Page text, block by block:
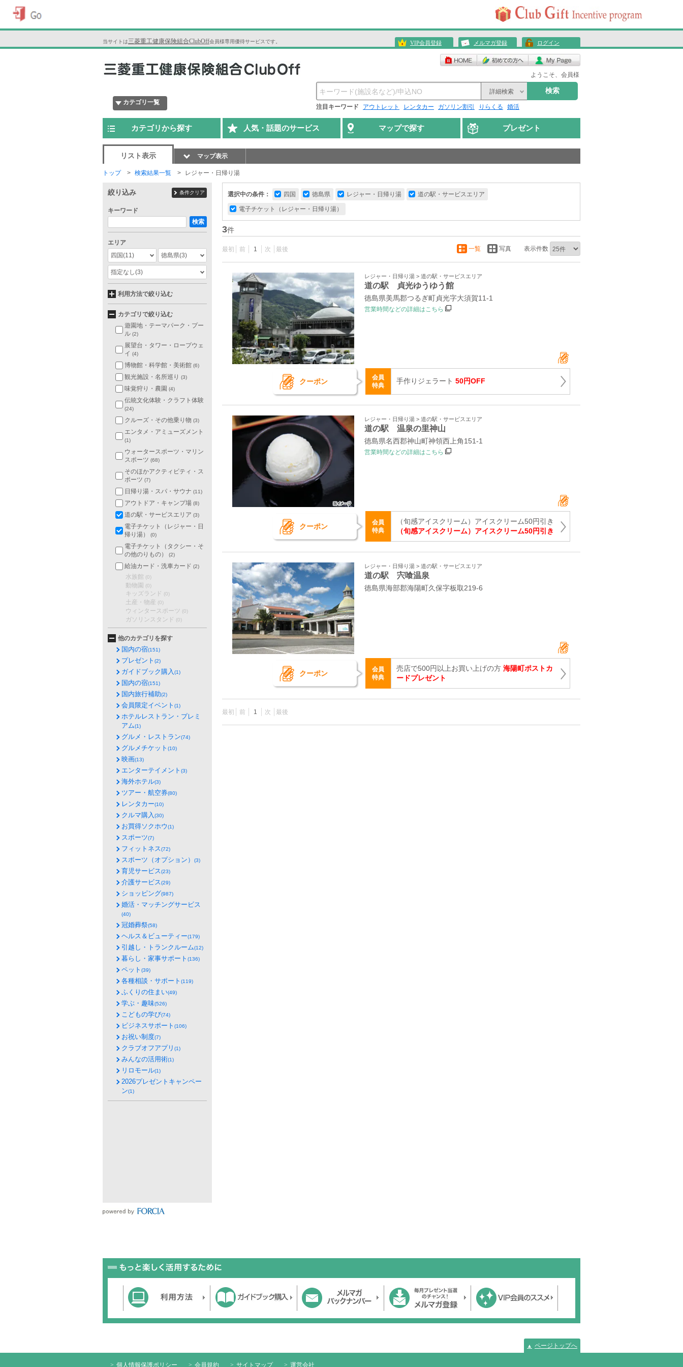
当サイトは三菱重工健康保険組合ClubOff会員様専用優待サービスです。 VIP会員登録 メルマガ登録 ログイン
ようこそ、会員様
カテゴリ一覧
詳細検索 検索
注目キーワード アウトレット レンタカー ガソリン割引 りらくる 婚活
カテゴリから探す 人気・話題のサービス マップで探す プレゼント
リスト表示 マップ表示
トップ 検索結果一覧 レジャー・日帰り湯
選択中の条件： 四国 徳島県 レジャー・日帰り湯 道の駅・サービスエリア
電子チケット（レジャー・日帰り湯）
3件
最初 前 1 次 最後 一覧 写真 表示件数
レジャー・日帰り湯 > 道の駅・サービスエリア
道の駅 貞光ゆうゆう館
徳島県美馬郡つるぎ町貞光字大須賀11‐1
営業時間などの詳細はこちら
クーポン
会員
特典
手作りジェラート 50円OFF
レジャー・日帰り湯 > 道の駅・サービスエリア
道の駅 温泉の里神山
徳島県名西郡神山町神領西上角151‐1
営業時間などの詳細はこちら
クーポン
会員
特典
（旬感アイスクリーム）アイスクリーム50円引き
（旬感アイスクリーム）アイスクリーム50円引き
レジャー・日帰り湯 > 道の駅・サービスエリア
道の駅 宍喰温泉
徳島県海部郡海陽町久保字板取219‐6
クーポン
会員
特典
売店で500円以上お買い上げの方 海陽町ポストカ
ードプレゼント
最初 前 1 次 最後
絞り込み 条件クリア
キーワード
検索
エリア
四国(11) 徳島県(3)
指定なし(3)
利用方法で絞り込む
カテゴリで絞り込む
遊園地・テーマパーク・プー
ル (2)
展望台・タワー・ロープウェ
イ (4)
博物館・科学館・美術館 (6)
観光施設・名所巡り (3)
味覚狩り・農園 (4)
伝統文化体験・クラフト体験
(24)
クルーズ・その他乗り物 (3)
エンタメ・アミューズメント
(1)
ウォータースポーツ・マリン
スポーツ (68)
そのほかアクティビティ・ス
ポーツ (7)
日帰り湯・スパ・サウナ (11)
アウトドア・キャンプ場 (8)
道の駅・サービスエリア (3)
電子チケット（レジャー・日
帰り湯）
(0)
電子チケット（タクシー・そ
の他のりもの）
(2)
給油カード・洗車カード (2)
水族館 (0)
動物園 (0)
キッズランド (0)
土産・物産 (0)
ウィンタースポーツ (0)
ガソリンスタンド (0)
他のカテゴリを探す
国内の宿(151)
プレゼント (2)
ガイドブック購入 (1)
国内の宿(151)
国内旅行補助(2)
会員限定イベント (1)
ホテルレストラン・プレミ
アム(1)
グルメ・レストラン(74)
グルメチケット (10)
映画(13)
エンターテイメント (3)
海外ホテル(3)
ツアー・航空券(80)
レンタカー(10)
クルマ購入 (30)
お買得ソクホウ(1)
スポーツ(7)
フィットネス(72)
スポーツ（オプション） (3)
育児サービス(23)
介護サービス(29)
ショッピング(987)
婚活・マッチングサービス
(40)
冠婚葬祭(58)
ヘルス＆ビューティー(179)
引越し・トランクルーム(12)
暮らし・家事サポート (136)
ペット (39)
各種相談・サポート (119)
ふくりの住まい(49)
学ぶ・趣味(526)
こどもの学び(74)
ビジネスサポート (106)
お祝い制度(7)
クラブオフアプリ (1)
みんなの活用術(1)
リロモール(1)
2026プレゼントキャンペー
ン(1)
▲ ページトップへ
個人情報保護ポリシー 会員規約 サイトマップ 運営会社